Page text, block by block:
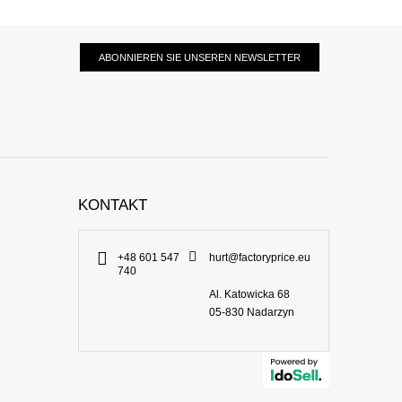
ABONNIEREN SIE UNSEREN NEWSLETTER
KONTAKT
+48 601 547
740
hurt@factoryprice.eu
Al. Katowicka 68
05-830 Nadarzyn